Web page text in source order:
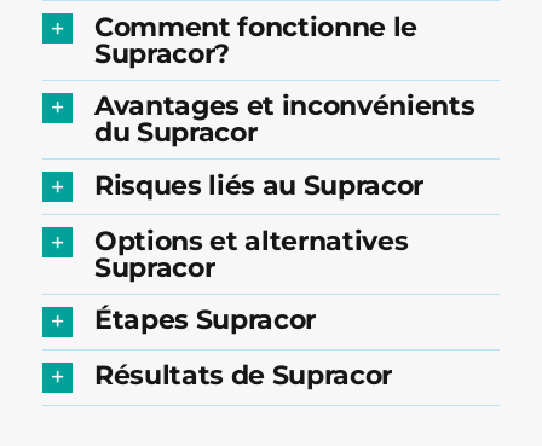
Comment fonctionne le
Supracor?
Avantages et inconvénients
du Supracor
Risques liés au Supracor
Options et alternatives
Supracor
Étapes Supracor
Résultats de Supracor